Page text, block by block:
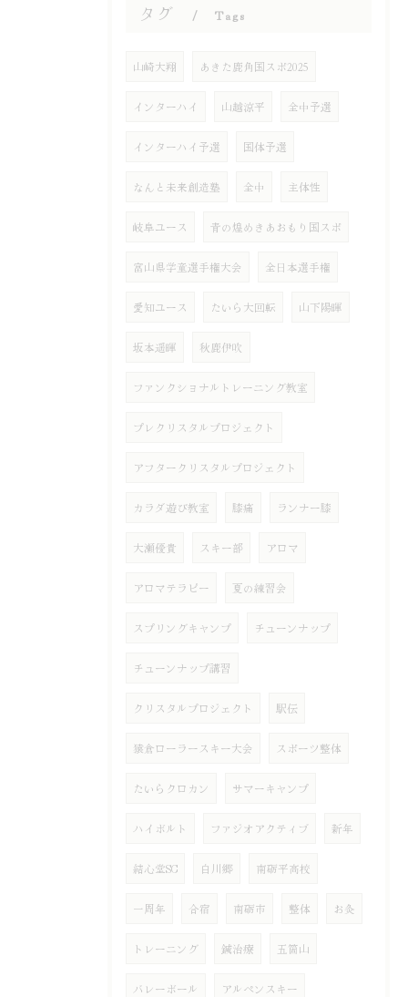
タグ Tags
山崎大翔 あきた鹿角国スポ2025
インターハイ 山越涼平 全中予選
インターハイ予選 国体予選
なんと未来創造塾 全中 主体性
岐阜ユース 青の煌めきあおもり国スポ
富山県学童選手権大会 全日本選手権
愛知ユース たいら大回転 山下陽暉
坂本遥暉 秋鹿伊吹
ファンクショナルトレーニング教室
プレクリスタルプロジェクト
アフタークリスタルプロジェクト
カラダ遊び教室 膝痛 ランナー膝
大瀬優貴 スキー部 アロマ
アロマテラピー 夏の練習会
スプリングキャンプ チューンナップ
チューンナップ講習
クリスタルプロジェクト 駅伝
猿倉ローラースキー大会 スポーツ整体
たいらクロカン サマーキャンプ
ハイボルト ファジオアクティブ 新年
結心堂SC 白川郷 南砺平高校
一周年 合宿 南砺市 整体 お灸
トレーニング 鍼治療 五箇山
バレーボール アルペンスキー